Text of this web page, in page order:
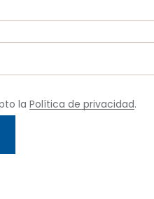
laPolítica de privacidad.